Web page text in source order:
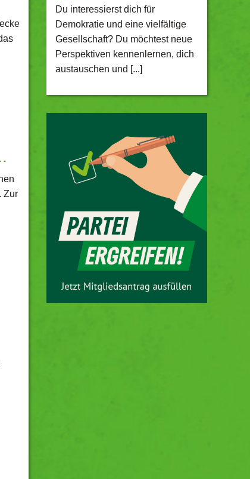
Zur
Du interessierst dich für
Demokratie und eine vielfältige
Gesellschaft? Du möchtest neue
Perspektiven kennenlernen, dich
austauschen und [...]